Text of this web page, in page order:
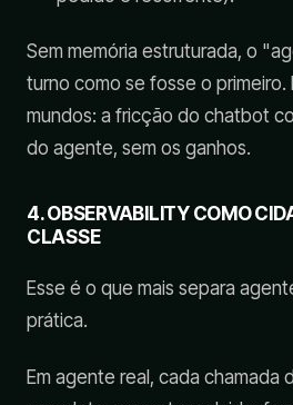
Sem memória estruturada, o
turno como se fosse o primeiro.
mundos: a fricção do chatbot
do agente, sem os ganhos.
4. OBSERVABILITY COMO
CLASSE
Esse é o que mais separa
prática.
Em agente real, cada chamada